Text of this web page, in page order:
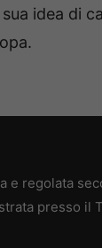
idea di
e regolata
presso il